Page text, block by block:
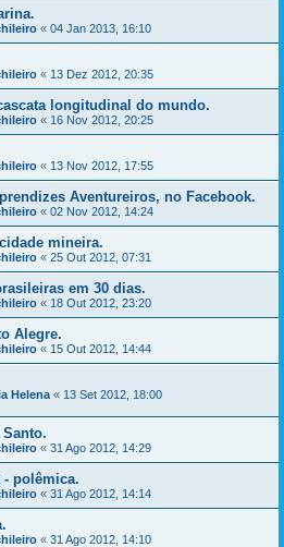
« 04 Jan 2013, 16:10
« 13 Dez 2012, 20:35
longitudinal do mundo.
« 16 Nov 2012, 20:25
« 13 Nov 2012, 17:55
Aventureiros, no Facebook.
« 02 Nov 2012, 14:24
mineira.
« 25 Out 2012, 07:31
em 30 dias.
« 18 Out 2012, 23:20
Alegre.
« 15 Out 2012, 14:44
Helena « 13 Set 2012, 18:00
« 31 Ago 2012, 14:29
- polêmica.
« 31 Ago 2012, 14:14
« 31 Ago 2012, 14:10